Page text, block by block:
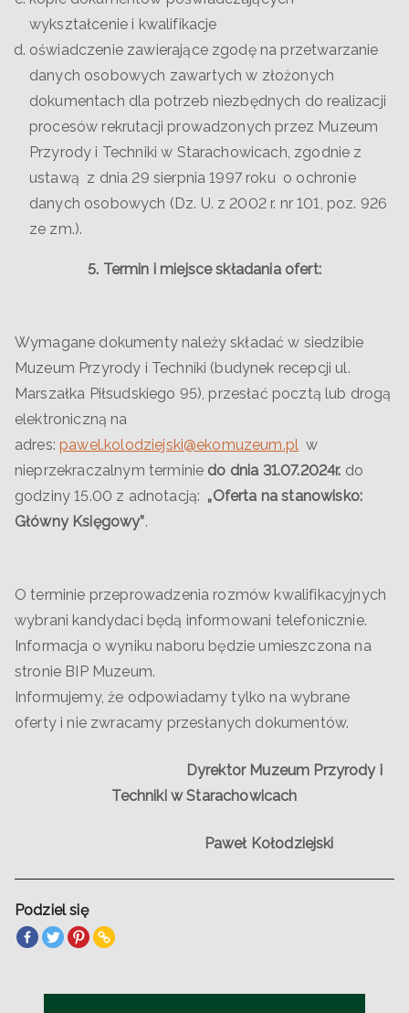
wykształcenie i kwalifikacje
oświadczenie zawierające zgodę na przetwarzanie
danych osobowych zawartych w złożonych
dokumentach dla potrzeb niezbędnych do realizacji
procesów rekrutacji prowadzonych przez Muzeum
Przyrody i Techniki w Starachowicach, zgodnie z
ustawą z dnia 29 sierpnia 1997 roku o ochronie
danych osobowych (Dz. U. z 2002 r. nr 101, poz. 926
ze zm.).
5. Termin i miejsce składania ofert:
Wymagane dokumenty należy składać w siedzibie
Muzeum Przyrody i Techniki (budynek recepcji ul.
Marszałka Piłsudskiego 95), przesłać pocztą lub drogą
elektroniczną na
adres:pawel.kolodziejski@ekomuzeum.pl w
nieprzekraczalnym terminie do dnia 31.07.2024r. do
godziny 15.00 z adnotacją: „Oferta na stanowisko:
Główny Księgowy”.
O terminie przeprowadzenia rozmów kwalifikacyjnych
wybrani kandydaci będą informowani telefonicznie.
Informacja o wyniku naboru będzie umieszczona na
stronie BIP Muzeum.
Informujemy, że odpowiadamy tylko na wybrane
oferty i nie zwracamy przesłanych dokumentów.
Dyrektor Muzeum Przyrody i
Techniki w Starachowicach
Paweł Kołodziejski
Podziel się